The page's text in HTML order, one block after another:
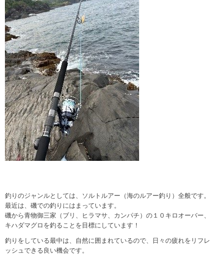
釣りのジャンルとしては、ソルトルアー（海のルアー釣り）全般です。
最近は、磯での釣りにはまっています。
磯から青物御三家（ブリ、ヒラマサ、カンパチ）の１０キロオーバー、
キハダマグロを釣ることを目標にしています！
釣りをしている最中は、自然に囲まれているので、日々の疲れをリフレ
ッシュできる良い機会です。